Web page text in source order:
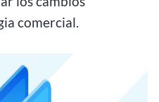
comercial.